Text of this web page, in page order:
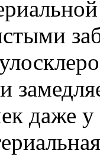
даже